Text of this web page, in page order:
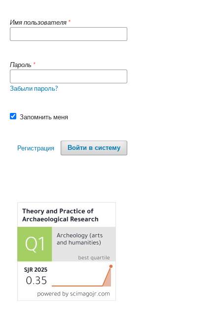
Имя пользователя *
Пароль *
Забыли пароль?
Запомнить меня
Войти в систему
Регистрация